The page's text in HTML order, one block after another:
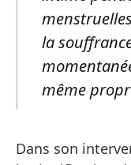
la
même
Dans son